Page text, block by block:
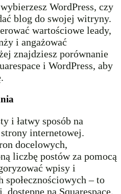
WordPress, czy
blog do swojej witryny.
wartościowe leady,
i angażować
znajdziesz porównanie
i WordPress, aby
i łatwy sposób na
internetowej.
docelowych,
liczbę postów za pomocą
wpisy i
społecznościowych – to
na Squarespace.